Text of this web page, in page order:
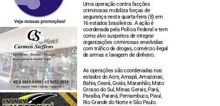
Uma operação contra facções
criminosas mobiliza forças de
segurança nesta quarta-feira (8) em
16 estados brasileiros. A ação é
coordenada pela Polícia Federal e tem
como alvo suspeitos de integrar
organizações criminosas envolvidas
com tráfico de drogas, comércio ilegal
de armas e lavagem de dinheiro.
As operações são coordenadas nos
estados do Acre, Amapá, Amazonas,
Bahia, Ceará, Goiás, Maranhão, Mato
Grosso do Sul, Minas Gerais, Pará,
Paraíba, Paraná, Pernambuco, Piauí,
Rio Grande do Norte e São Paulo.